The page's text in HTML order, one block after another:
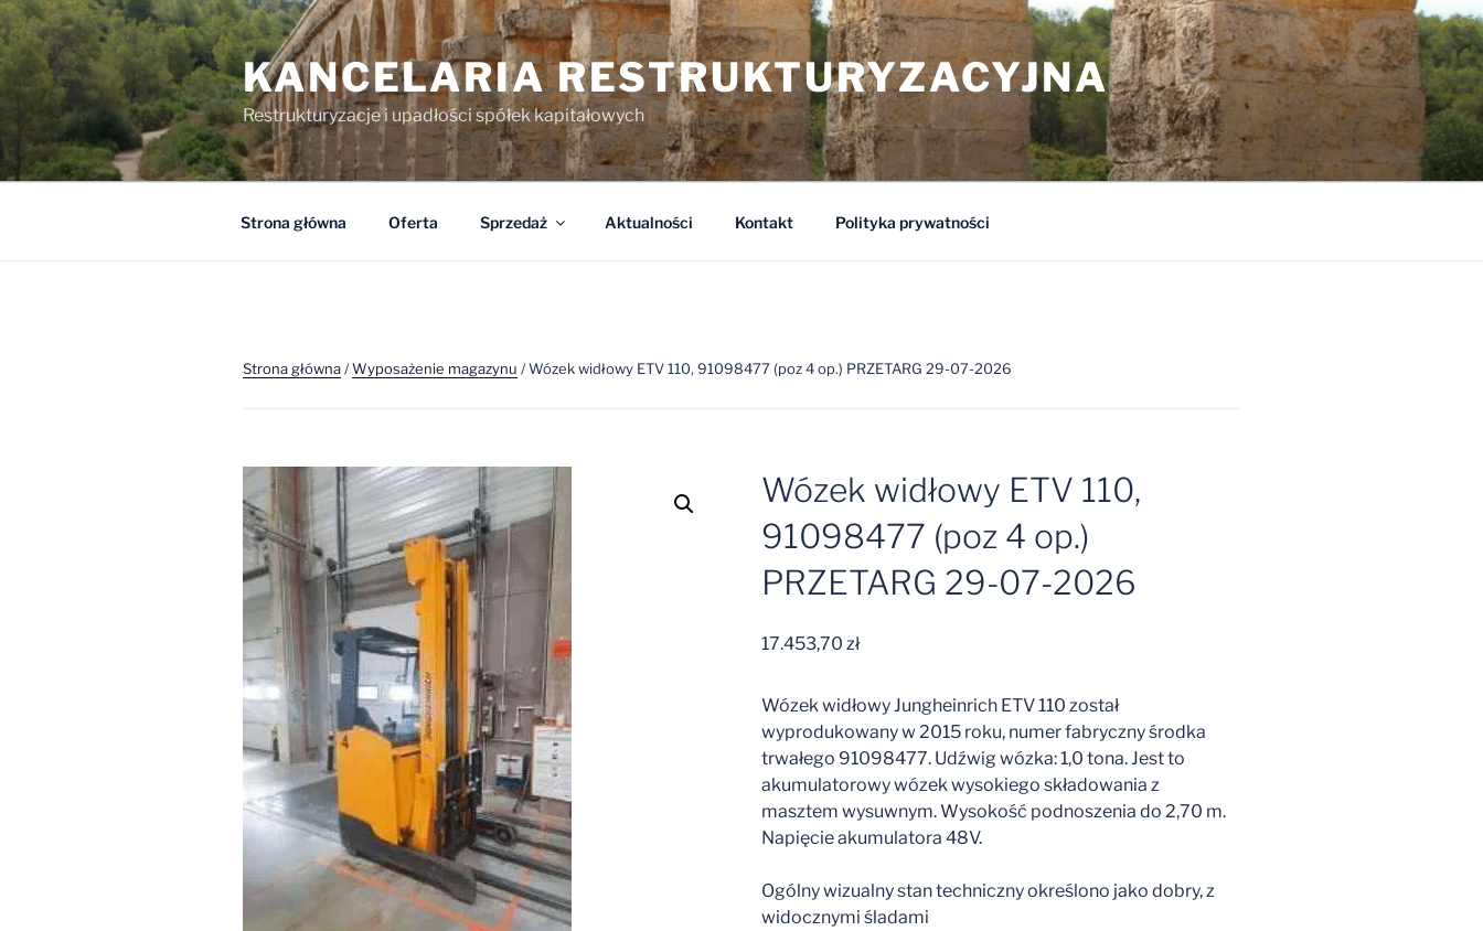
Przejdź
do
treści
KANCELARIA RESTRUKTURYZACYJNA
Restrukturyzacje i upadłości spółek kapitałowych
Strona główna Oferta Sprzedaż Aktualności Kontakt Polityka prywatności
Strona główna/Wyposażenie magazynu / Wózek widłowy ETV 110, 91098477 (poz 4 op.) PRZETARG 29-07-2026
Wózek widłowy ETV 110,
91098477 (poz 4 op.)
PRZETARG 29-07-2026
17.453,70zł
Wózek widłowy Jungheinrich ETV 110 został
wyprodukowany w 2015 roku, numer fabryczny środka
trwałego 91098477. Udźwig wózka: 1,0 tona. Jest to
akumulatorowy wózek wysokiego składowania z
masztem wysuwnym. Wysokość podnoszenia do 2,70 m.
Napięcie akumulatora 48V.
Ogólny wizualny stan techniczny określono jako dobry, z
widocznymi śladami